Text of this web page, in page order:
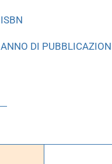
ISBN
ANNO DI